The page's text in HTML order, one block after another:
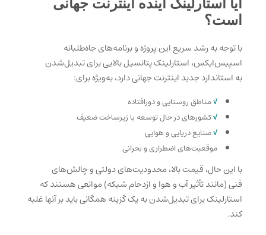
آیا استارلینک آینده اینترنت جهانی
است؟
باتوجه به رشد سریع این پروژه و برنامه‌های جاه‌طلبانه
اسپیس‌ایکس، استارلینک پتانسیل بالایی برای تبدیل‌شدن
به استاندارد جدید اینترنت جهانیدارد، به‌ویژه برای:
√مناطق روستایی و دورافتاده
√کشورهای در حال توسعه با زیرساخت ضعیف
√صنایع دریایی و هوایی
موقعیت‌های اضطراری و بحرانی
با این حال، قیمت بالا، محدودیت‌های دولتی و چالش‌های
فنی(مانند تأثیر آب و هوا و ازدحام شبکه) موانعی هستند که
استارلینک برای تبدیل‌شدن به یک گزینه همگانی باید بر آنها غلبه
کند.